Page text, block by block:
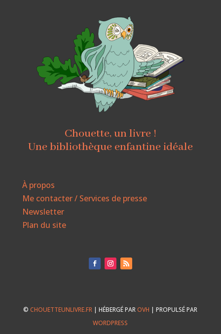
Chouette, un livre !
Une bibliothèque enfantine idéale
À propos
Me contacter / Services de presse
Newsletter
Plan du site
©CHOUETTEUNLIVRE.FR | HÉBERGÉ PAROVH | PROPULSÉ PAR
WORDPRESS